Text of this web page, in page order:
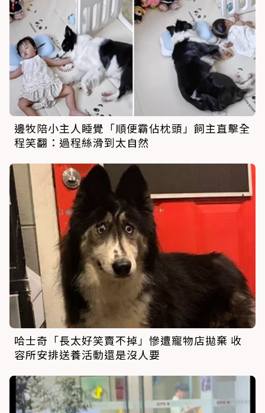
邊牧陪小主人睡覺「順便霸佔枕頭」飼主直擊全
程笑翻：過程絲滑到太自然
哈士奇「長太好笑賣不掉」慘遭寵物店拋棄 收
容所安排送養活動還是沒人要